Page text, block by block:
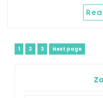
Page
1 Page
2 Page
3 Next page